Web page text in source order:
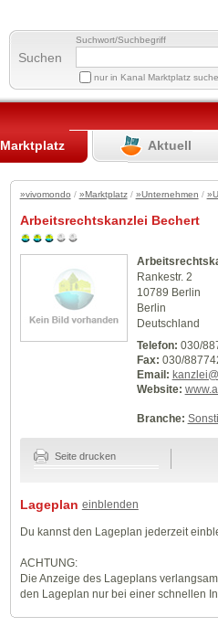
Suchen
Suchwort/Suchbegriff
nur in Kanal Marktplatz
Marktplatz Aktuell
»vivomondo / »Marktplatz/ »Unternehmen /
Arbeitsrechtskanzlei Bechert
Rankestr. 2
10789 Berlin
Berlin
Deutschland
Telefon: 030/
Fax: 030/
Email:
Website:
Branche:
Seite drucken
Lageplan einblenden
Du kannst den Lageplan jederzeit
ACHTUNG:
Die Anzeige des Lageplans
den Lageplan nur bei einer schnellen